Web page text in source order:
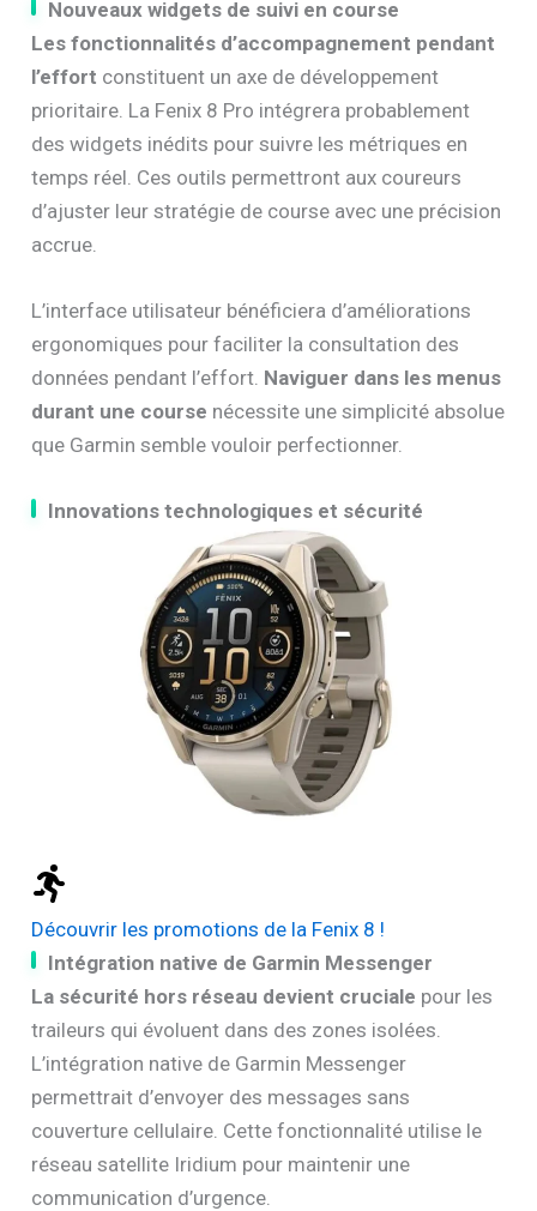
Nouveaux widgets de suivi en course
Les fonctionnalités d’accompagnement pendant
l’effort constituent un axe de développement
prioritaire. La Fenix 8 Pro intégrera probablement
des widgets inédits pour suivre les métriques en
temps réel. Ces outils permettront aux coureurs
d’ajuster leur stratégie de course avec une précision
accrue.
L’interface utilisateur bénéficiera d’améliorations
ergonomiques pour faciliter la consultation des
données pendant l’effort. Naviguer dans les menus
durant une course nécessite une simplicité absolue
que Garmin semble vouloir perfectionner.
Innovations technologiques et sécurité
Découvrir les promotions de la Fenix 8 !
Intégration native de Garmin Messenger
La sécurité hors réseau devient cruciale pour les
traileurs qui évoluent dans des zones isolées.
L’intégration native de Garmin Messenger
permettrait d’envoyer des messages sans
couverture cellulaire. Cette fonctionnalité utilise le
réseau satellite Iridium pour maintenir une
communication d’urgence.